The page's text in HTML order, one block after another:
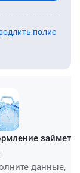
полис
займет
данные,